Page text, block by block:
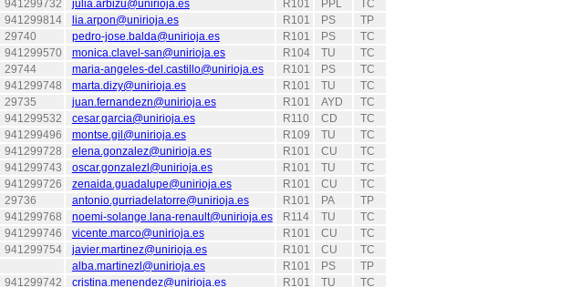
941299732 julia.arbizu@unirioja.es R101 PPL
TC
941299814 lia.arpon@unirioja.es R101 PS
TP
29740 pedro-jose.balda@unirioja.es R101 PS
TC
941299570 monica.clavel-san@unirioja.es R104 TU
TC
29744 maria-angeles-del.castillo@unirioja.es R101 PS
TC
941299748 marta.dizy@unirioja.es R101 TU
TC
29735 juan.fernandezn@unirioja.es R101 AYD
TC
941299532 cesar.garcia@unirioja.es R110 CD
TC
941299496 montse.gil@unirioja.es R109 TU
TC
941299728 elena.gonzalez@unirioja.es R101 CU
TC
941299743 oscar.gonzalezl@unirioja.es R101 TU
TC
941299726 zenaida.guadalupe@unirioja.es R101 CU
TC
29736 antonio.gurriadelatorre@unirioja.es R101 PA
TP
941299768 noemi-solange.lana-renault@unirioja.es R114 TU
TC
941299746 vicente.marco@unirioja.es R101 CU
TC
941299754 javier.martinez@unirioja.es R101 CU
TC
alba.martinezl@unirioja.es R101 PS
TP
941299742 cristina.menendez@unirioja.es R101 TU
TC